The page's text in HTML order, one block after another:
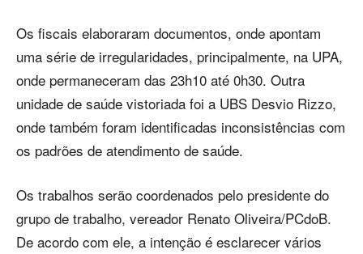
Os fiscais elaboraram documentos, onde apontam
uma série de irregularidades, principalmente, na UPA,
onde permaneceram das 23h10 até 0h30. Outra
unidade de saúde vistoriada foi a UBS Desvio Rizzo,
onde também foram identificadas inconsistências com
os padrões de atendimento de saúde.
Os trabalhos serão coordenados pelo presidente do
grupo de trabalho, vereador Renato Oliveira/PCdoB.
De acordo com ele, a intenção é esclarecer vários